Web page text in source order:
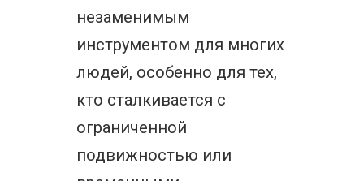
незаменимым
инструментом для многих
людей, особенно для тех,
кто сталкивается с
ограниченной
подвижностью или